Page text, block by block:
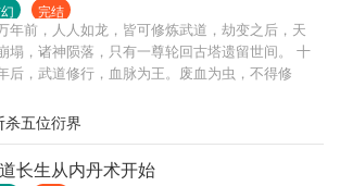
完结
年前，人人如龙，皆可修炼武道，劫变之后，天
塌，诸神陨落，只有一尊轮回古塔遗留世间。 十
后，武道修行，血脉为王。废血为虫，不得修
名宝塔，穿越到这个玄幻异世界，以废品血脉踏
了逆天修炼之途。
五位衍界
长生从内丹术开始